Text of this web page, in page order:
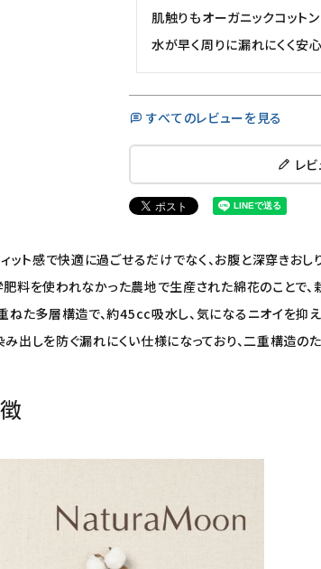
肌触りもオーガニックコット
水が早く周りに漏れにくく安
すべてのレビューを見る
レ
ト感で快適に過ごせるだけでなく、お腹と深穿きお
料を使われなかった農地で生産された綿花のことで
た多層構造で、約45cc吸水し、気になるニオイを抑
出しを防ぐ漏れにくい仕様になっており、二重構造